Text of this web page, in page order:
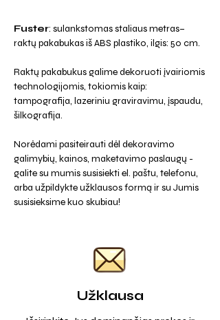
Fuster: sulankstomas staliaus metras–
raktų pakabukas iš ABS plastiko, ilgis: 50 cm.
Raktų pakabukus galime dekoruoti įvairiomis
technologijomis, tokiomis kaip:
tampografija, lazeriniu graviravimu, įspaudu,
šilkografija.
Norėdami pasiteirauti dėl dekoravimo
galimybių, kainos, maketavimo paslaugų -
galite su mumis susisiekti el. paštu, telefonu,
arba užpildykte užklausos formą ir su Jumis
susisieksime kuo skubiau!
Užklausa